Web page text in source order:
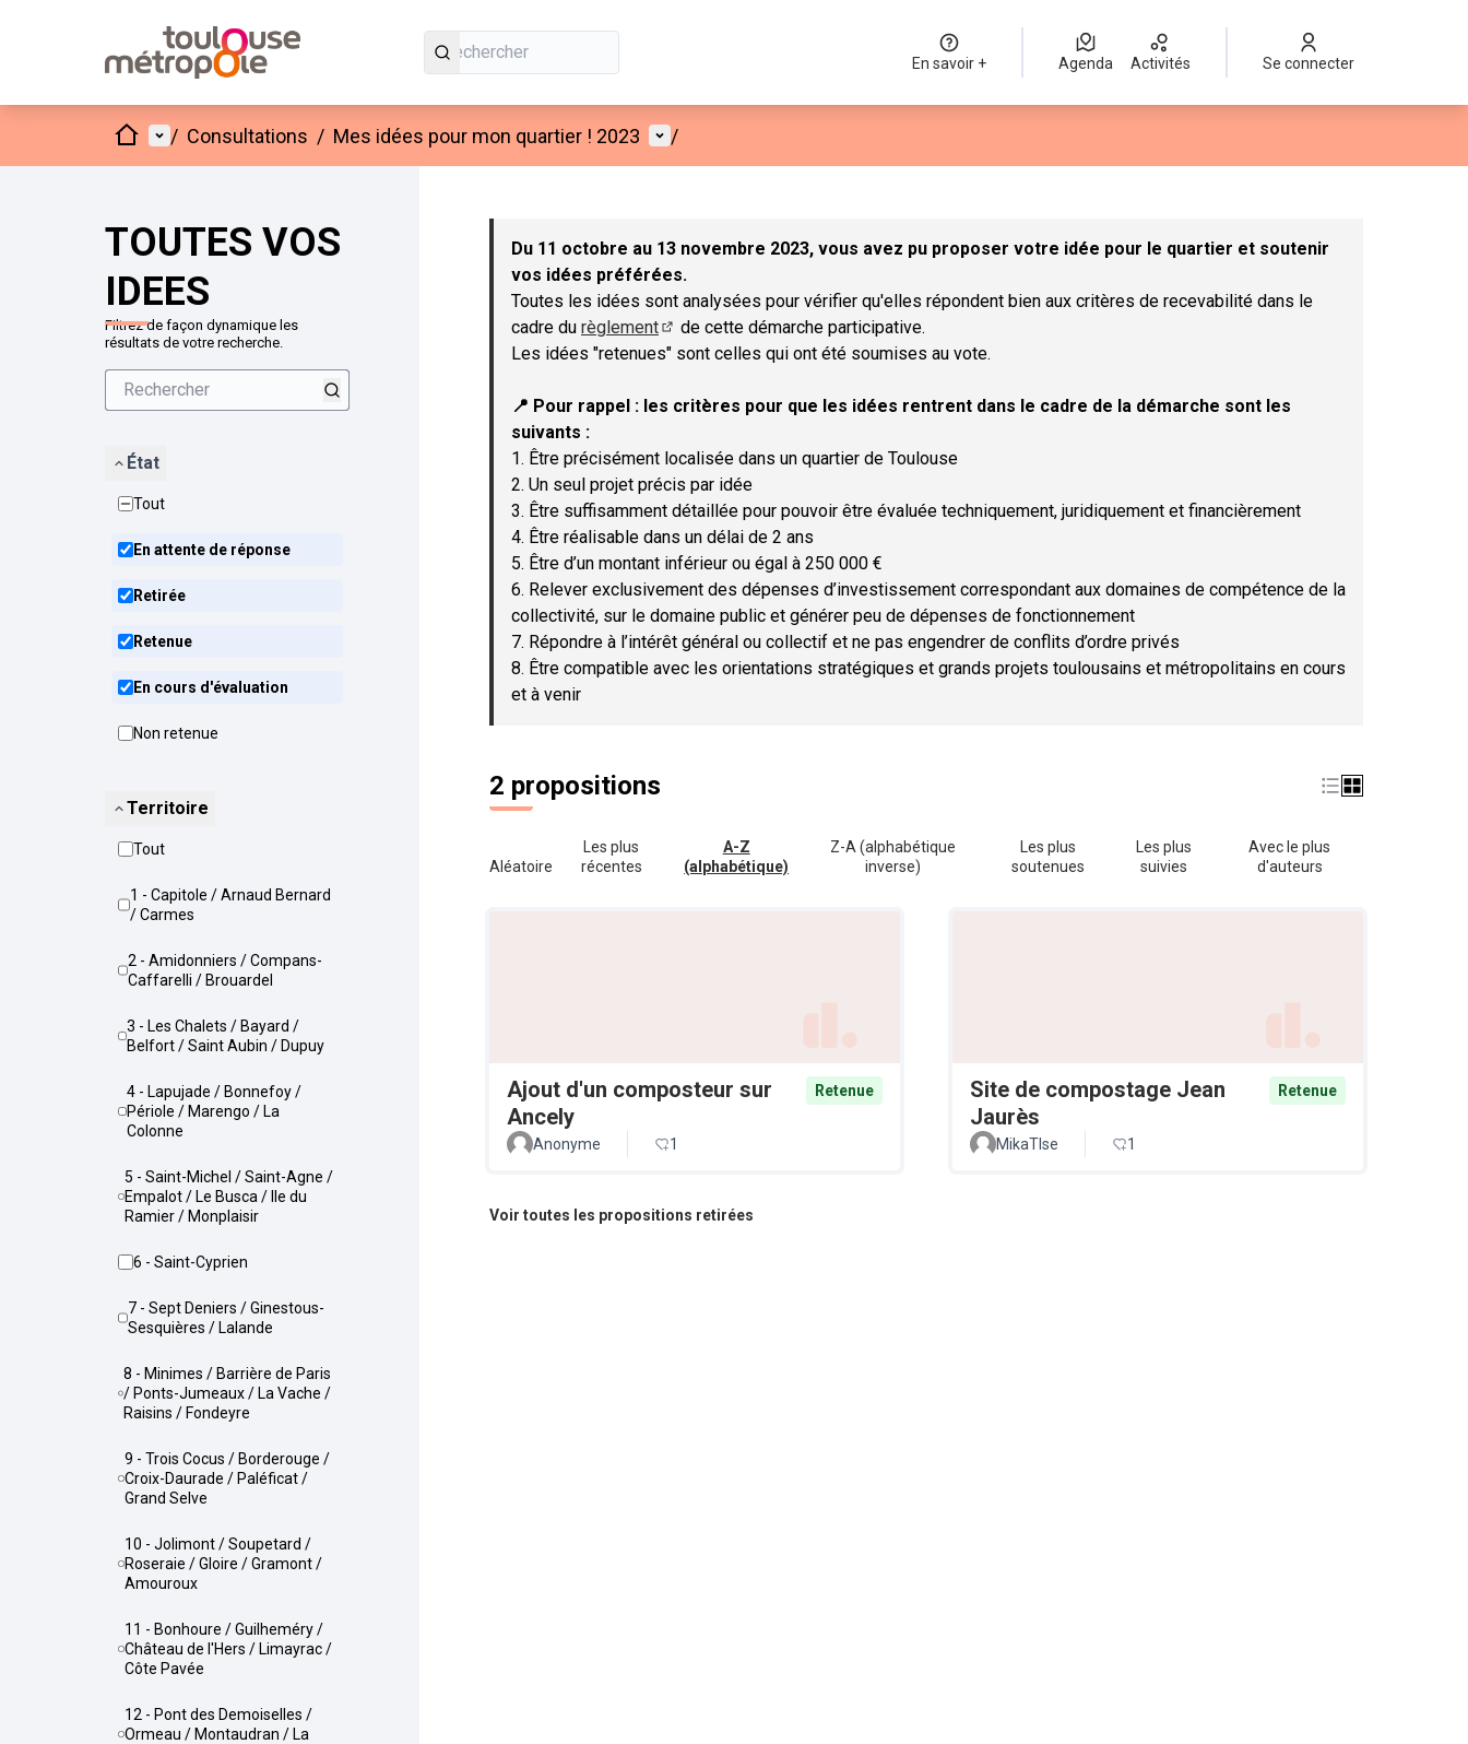
En savoir + Agenda Activités Se connecter
AccueilMenu principal
/ Consultations / Mes idées pour mon quartier ! 2023 Menu utilisateur
/
TOUTES VOS
IDEES
Filtrez de façon dynamique les
résultats de votre recherche.
État
Tout
En attente de réponse
Retirée
Retenue
En cours d'évaluation
Non retenue
Territoire
Tout
1 - Capitole / Arnaud Bernard
/ Carmes
2 - Amidonniers / Compans-
Caffarelli / Brouardel
3 - Les Chalets / Bayard /
Belfort / Saint Aubin / Dupuy
4 - Lapujade / Bonnefoy /
Périole / Marengo / La
Colonne
5 - Saint-Michel / Saint-Agne /
Empalot / Le Busca / Ile du
Ramier / Monplaisir
6 - Saint-Cyprien
7 - Sept Deniers / Ginestous-
Sesquières / Lalande
8 - Minimes / Barrière de Paris
/ Ponts-Jumeaux / La Vache /
Raisins / Fondeyre
9 - Trois Cocus / Borderouge /
Croix-Daurade / Paléficat /
Grand Selve
10 - Jolimont / Soupetard /
Roseraie / Gloire / Gramont /
Amouroux
11 - Bonhoure / Guilheméry /
Château de l'Hers / Limayrac /
Côte Pavée
12 - Pont des Demoiselles /
Ormeau / Montaudran / La
Passer la carte
Du 11 octobre au 13 novembre 2023, vous avez pu proposer votre idée pour le quartier et soutenir
vos idées préférées.
Toutes les idées sont analysées pour vérifier qu'elles répondent bien aux critères de recevabilité dans le
cadre du règlement
(Lien externe)
de cette démarche participative.
Les idées "retenues" sont celles qui ont été soumises au vote.
📍 Pour rappel : les critères pour que les idées rentrent dans le cadre de la démarche sont les
suivants :
1. Être précisément localisée dans un quartier de Toulouse
2. Un seul projet précis par idée
3. Être suffisamment détaillée pour pouvoir être évaluée techniquement, juridiquement et financièrement
4. Être réalisable dans un délai de 2 ans
5. Être d’un montant inférieur ou égal à 250 000 €
6. Relever exclusivement des dépenses d’investissement correspondant aux domaines de compétence de la
collectivité, sur le domaine public et générer peu de dépenses de fonctionnement
7. Répondre à l’intérêt général ou collectif et ne pas engendrer de conflits d’ordre privés
8. Être compatible avec les orientations stratégiques et grands projets toulousains et métropolitains en cours
et à venir
2 propositions
Aléatoire
Les plus
récentes
A-Z
(alphabétique)
Z-A (alphabétique
inverse)
Les plus
soutenues
Les plus
suivies
Avec le plus
d'auteurs
Ajout d'un composteur sur
Ancely
Retenue
Anonyme 1
Site de compostage Jean
Jaurès
Retenue
MikaTlse 1
Voir toutes les propositions retirées